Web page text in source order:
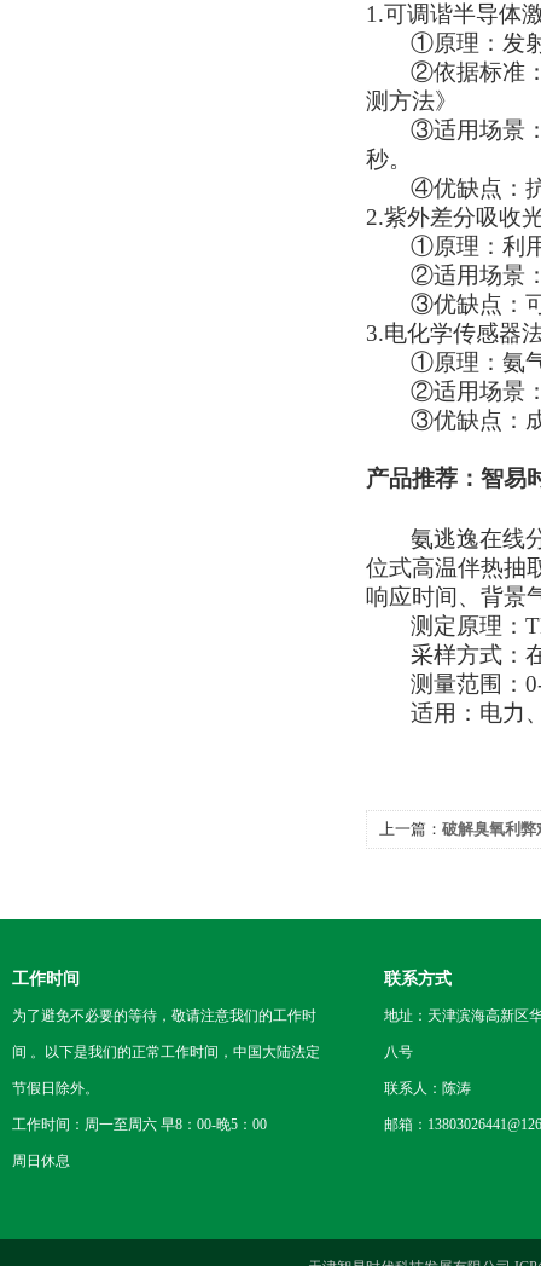
1.可调谐半导体
①原理：发
②依据标准
测方法》
③适用场景
秒。
④优缺点：
2.紫外差分吸收
①原理：利
②适用场景
③优缺点：
3.电化学传感器
①原理：氨
②适用场景
③优缺点：
产品推荐：智易
氨逃逸在线
位式高温伴热抽
响应时间、背景
测定原理 ：
采样方式 ：
测量范围 ：
适用 ： 电力
上一篇： 破解臭氧利弊
工作时间
为了避免不必要的等待，敬请注意我们的工作时
间 。以下是我们的正常工作时间，中国大陆法定
节假日除外。
工作时间：周一至周六 早8：00-晚5：00
周日休息
联系方式
地址：天津滨海高新区
八号
联系人：陈涛
邮箱：